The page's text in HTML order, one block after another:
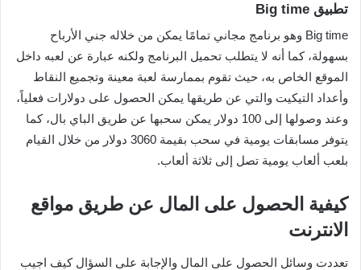
تطبيق Big time
Big time وهو برنامج مجاني تمامًا يمكن من خلاله جني الأرباح
بسهولة، كما أنه لا يتطلب تحميل البرنامج ولكنه عبارة عن لعبه داخل
الموقع الخاص به، حيث تقوم بممارسة لعبة معينة وتجميع النقاط
وأعداد التيكيت والتي عن طريقها يمكن الحصول على دولارات فعلياً،
وعند وصولها إلى 100 دولار يمكن سحبها عن طريق الباي بال، كما
يتوفر مسابقات يومية في سحب بقيمة 3060 دولار من خلال القيام
بلعب ألعاب يومية تصل إلى ثلاثة ألعاب.
كيفية الحصول على المال عن طريق مواقع
الانترنت
تعددت وسائل الحصول على المال والإجابة على السؤال كيف اجيب